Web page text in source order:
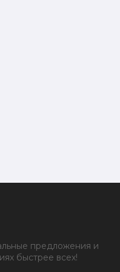
предложения и
быстрее всех!